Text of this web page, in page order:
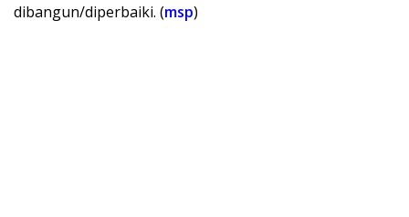
dibangun/diperbaiki. (msp)